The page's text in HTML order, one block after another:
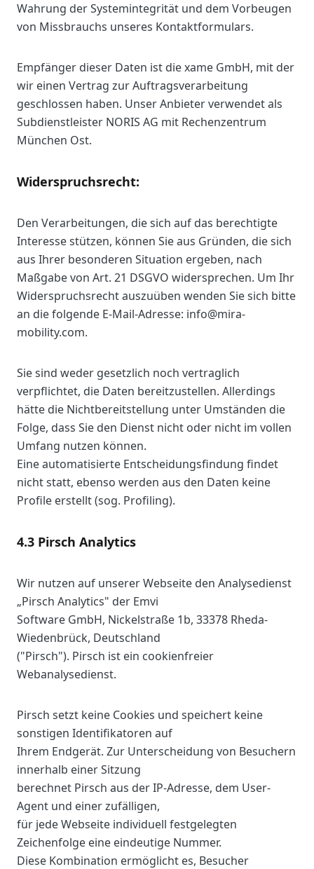
Wahrung der Systemintegrität und dem Vorbeugen
von Missbrauchs unseres Kontaktformulars.
Empfänger dieser Daten ist die xame GmbH, mit der
wir einen Vertrag zur Auftragsverarbeitung
geschlossen haben. Unser Anbieter verwendet als
Subdienstleister NORIS AG mit Rechenzentrum
München Ost.
Widerspruchsrecht:
Den Verarbeitungen, die sich auf das berechtigte
Interesse stützen, können Sie aus Gründen, die sich
aus Ihrer besonderen Situation ergeben, nach
Maßgabe von Art. 21 DSGVO widersprechen. Um Ihr
Widerspruchsrecht auszuüben wenden Sie sich bitte
an die folgende E-Mail-Adresse: info@mira-
mobility.com.
Sie sind weder gesetzlich noch vertraglich
verpflichtet, die Daten bereitzustellen. Allerdings
hätte die Nichtbereitstellung unter Umständen die
Folge, dass Sie den Dienst nicht oder nicht im vollen
Umfang nutzen können.
Eine automatisierte Entscheidungsfindung findet
nicht statt, ebenso werden aus den Daten keine
Profile erstellt (sog. Profiling).
4.3 Pirsch Analytics
Wir nutzen auf unserer Webseite den Analysedienst
„Pirsch Analytics" der Emvi
Software GmbH, Nickelstraße 1b, 33378 Rheda-
Wiedenbrück, Deutschland
("Pirsch"). Pirsch ist ein cookienfreier
Webanalysedienst.
Pirsch setzt keine Cookies und speichert keine
sonstigen Identifikatoren auf
Ihrem Endgerät. Zur Unterscheidung von Besuchern
innerhalb einer Sitzung
berechnet Pirsch aus der IP-Adresse, dem User-
Agent und einer zufälligen,
für jede Webseite individuell festgelegten
Zeichenfolge eine eindeutige Nummer.
Diese Kombination ermöglicht es, Besucher